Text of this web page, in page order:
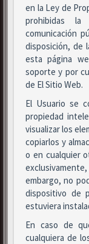
en la Ley de
prohibidas
comunicación
disposición, de
esta página
soporte y por
de El Sitio Web.
El Usuario se
propiedad
visualizar los
copiarlos y
o en cualquier
embargo, no
dispositivo de
estuviera
En caso de
cualquiera de